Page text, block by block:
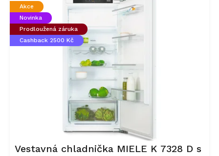
Akce
Novinka
Prodloužená záruka
Cashback 2500 Kč
Vestavná chladnička MIELE K 7328 D s